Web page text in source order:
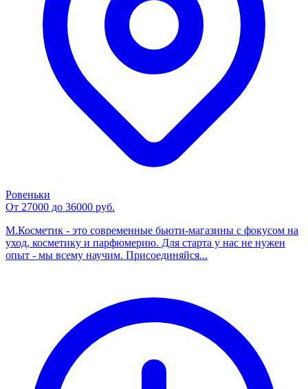
Ровеньки
От 27000 до 36000 руб.
М.Косметик - это современные бьюти-магазины с фокусом на
уход, косметику и парфюмерию. Для старта у нас не нужен
опыт - мы всему научим. Присоединяйся...